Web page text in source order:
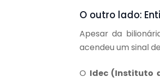
O outro lado:
Apesar da
acendeu um sinal
O Idec (Instituto